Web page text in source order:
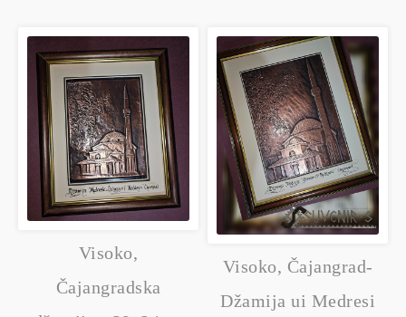
Visoko,
Čajangradska
Visoko, Čajangrad-
Džamija ui Medresi